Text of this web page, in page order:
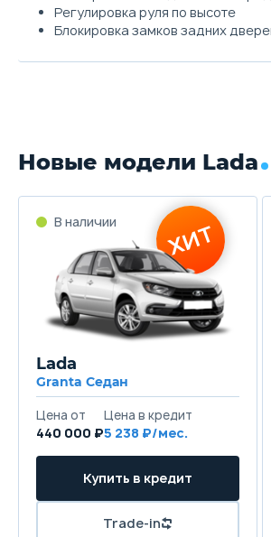
Регулировка руля по высоте
Блокировка замков задних
Новые модели Lada
Lada
Granta Седан
440 000 ₽5 238